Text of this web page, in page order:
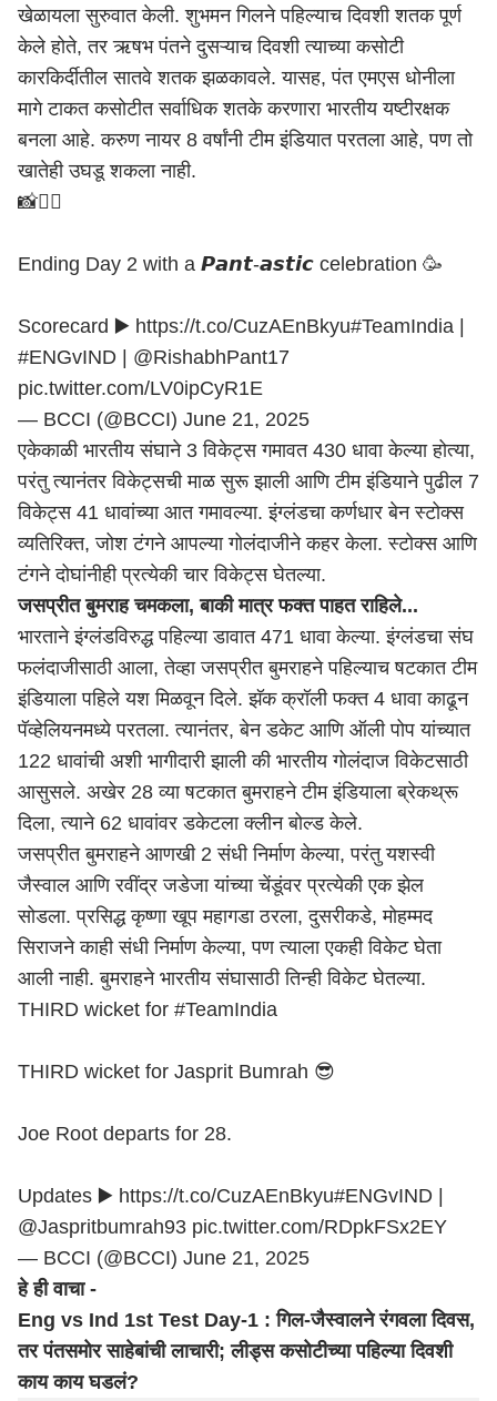
खेळायला सुरुवात केली. शुभमन गिलने पहिल्याच दिवशी शतक पूर्ण
केले होते, तर ऋषभ पंतने दुसऱ्याच दिवशी त्याच्या कसोटी
कारकिर्दीतील सातवे शतक झळकावले. यासह, पंत एमएस धोनीला
मागे टाकत कसोटीत सर्वाधिक शतके करणारा भारतीय यष्टीरक्षक
बनला आहे. करुण नायर 8 वर्षांनी टीम इंडियात परतला आहे, पण तो
खातेही उघडू शकला नाही.
📸🤸‍♂️
Ending Day 2 with a 𝙋𝙖𝙣𝙩-𝙖𝙨𝙩𝙞𝙘 celebration 🥳
Scorecard ▶️ https://t.co/CuzAEnBkyu#TeamIndia
#ENGvIND
@RishabhPant17
pic.twitter.com/LV0ipCyR1E
— BCCI (@BCCI) June 21, 2025
एकेकाळी भारतीय संघाने 3 विकेट्स गमावत 430 धावा केल्या होत्या,
परंतु त्यानंतर विकेट्सची माळ सुरू झाली आणि टीम इंडियाने पुढील 7
विकेट्स 41 धावांच्या आत गमावल्या. इंग्लंडचा कर्णधार बेन स्टोक्स
व्यतिरिक्त, जोश टंगने आपल्या गोलंदाजीने कहर केला. स्टोक्स आणि
टंगने दोघांनीही प्रत्येकी चार विकेट्स घेतल्या.
जसप्रीत बुमराह चमकला, बाकी मात्र फक्त पाहत राहिले...
भारताने इंग्लंडविरुद्ध पहिल्या डावात 471 धावा केल्या. इंग्लंडचा संघ
फलंदाजीसाठी आला, तेव्हा जसप्रीत बुमराहने पहिल्याच षटकात टीम
इंडियाला पहिले यश मिळवून दिले. झॅक क्रॉली फक्त 4 धावा काढून
पॅव्हेलियनमध्ये परतला. त्यानंतर, बेन डकेट आणि ऑली पोप यांच्यात
122 धावांची अशी भागीदारी झाली की भारतीय गोलंदाज विकेटसाठी
आसुसले. अखेर 28 व्या षटकात बुमराहने टीम इंडियाला ब्रेकथ्रू
दिला, त्याने 62 धावांवर डकेटला क्लीन बोल्ड केले.
जसप्रीत बुमराहने आणखी 2 संधी निर्माण केल्या, परंतु यशस्वी
जैस्वाल आणि रवींद्र जडेजा यांच्या चेंडूंवर प्रत्येकी एक झेल
सोडला. प्रसिद्ध कृष्णा खूप महागडा ठरला, दुसरीकडे, मोहम्मद
सिराजने काही संधी निर्माण केल्या, पण त्याला एकही विकेट घेता
आली नाही. बुमराहने भारतीय संघासाठी तिन्ही विकेट घेतल्या.
THIRD wicket for #TeamIndia
THIRD wicket for Jasprit Bumrah 😎
Joe Root departs for 28.
Updates ▶️ https://t.co/CuzAEnBkyu#ENGvIND
@Jaspritbumrah93 pic.twitter.com/RDpkFSx2EY
— BCCI (@BCCI) June 21, 2025
हे ही वाचा -
Eng vs Ind 1st Test Day-1 : गिल-जैस्वालने रंगवला दिवस,
तर पंतसमोर साहेबांची लाचारी; लीड्स कसोटीच्या पहिल्या दिवशी
काय काय घडलं?